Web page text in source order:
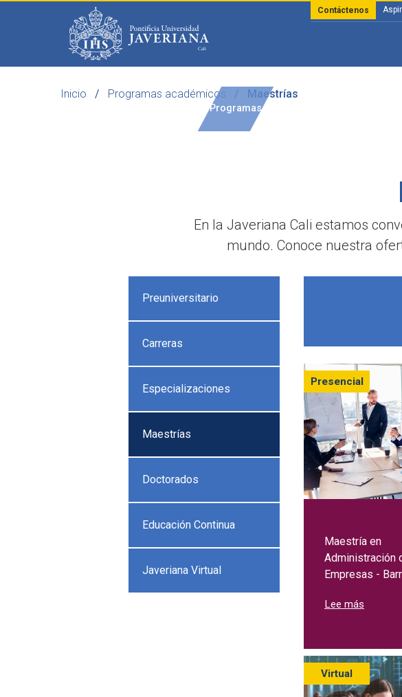
Programas
Contáctenos
Inicio Programas académicos Maestrías
En la Javeriana Cali estamos
mundo. Conoce nuestra
Preuniversitario
Carreras
Especializaciones
Maestrías
Doctorados
Educación Continua
Javeriana Virtual
Presencial
Maestría en
Administración
Empresas -
Lee más sobre
Virtual